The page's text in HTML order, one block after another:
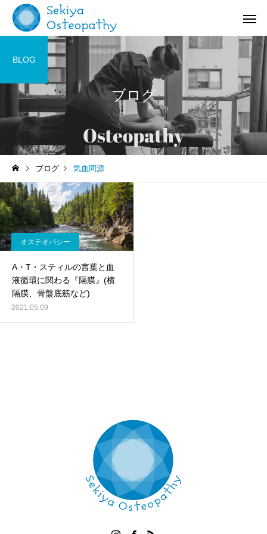
お知らせ
オステオパシー施術＠国立
(くにたち)市
施術記録
【症例紹介】活動量の
ブログ
BLOG
ブログ 気血同源
オステオパシー
A・T・スティルの言葉と血
液循環に関わる『隔膜』(横
隔膜、骨盤底筋など)
2021.05.09